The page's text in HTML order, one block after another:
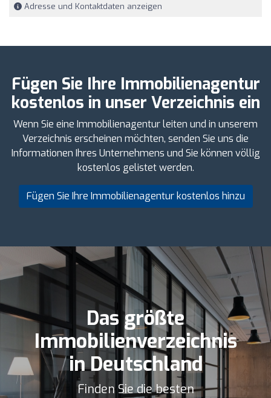
Adresse und Kontaktdaten anzeigen
Fügen Sie Ihre Immobilienagentur
kostenlos in unser Verzeichnis ein
Wenn Sie eine Immobilienagentur leiten und in unserem
Verzeichnis erscheinen möchten, senden Sie uns die
Informationen Ihres Unternehmens und Sie können völlig
kostenlos gelistet werden.
Fügen Sie Ihre Immobilienagentur kostenlos hinzu
Das größte
Immobilienverzeichnis
in Deutschland
Finden Sie die besten